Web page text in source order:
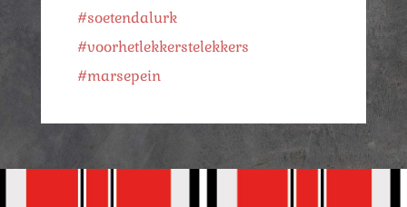
#soetendalurk
#voorhetlekkerstelekkers
#marsepein